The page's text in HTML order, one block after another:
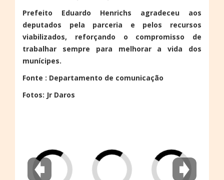
Prefeito Eduardo Henrichs agradeceu aos
deputados pela parceria e pelos recursos
viabilizados, reforçando o compromisso de
trabalhar sempre para melhorar a vida dos
munícipes.
Fonte : Departamento de comunicação
Fotos: Jr Daros